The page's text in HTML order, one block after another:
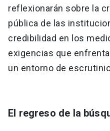
reflexionarán sobre la
pública de las
credibilidad en los
exigencias que
un entorno de
El regreso de la